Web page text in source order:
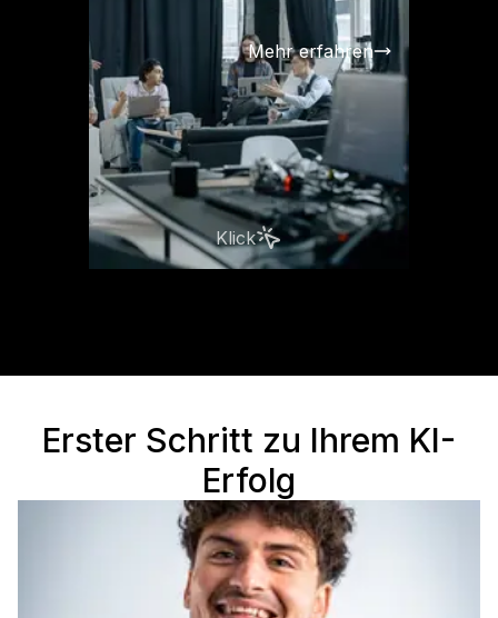
Mehr erfahren
Klick
Erster Schritt zu Ihrem KI-
Erfolg